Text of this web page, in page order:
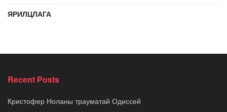
ЯРИЛЦЛАГА
Recent Posts
Кристофер Ноланы трауматай Одиссей